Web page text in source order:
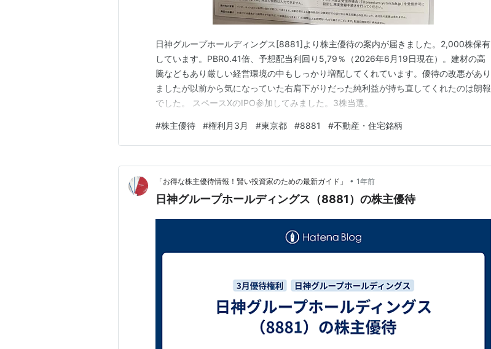
日神グループホールディングス[8881]より株主優待の案内が届きました。2,000株保有
しています。PBR0.41倍、予想配当利回り5,79％（2026年6月19日現在）。建材の高
騰などもあり厳しい経営環境の中もしっかり増配してくれています。優待の改悪があり
ましたが以前から気になっていた右肩下がりだった純利益が持ち直してくれたのは朗報
でした。 スペースXのIPO参加してみました。3株当選。
#株主優待 #権利月3月 #東京都 #8881 #不動産・住宅銘柄
「お得な株主優待情報！賢い投資家のための最新ガイド」 • 1年前
日神グループホールディングス（8881）の株主優待